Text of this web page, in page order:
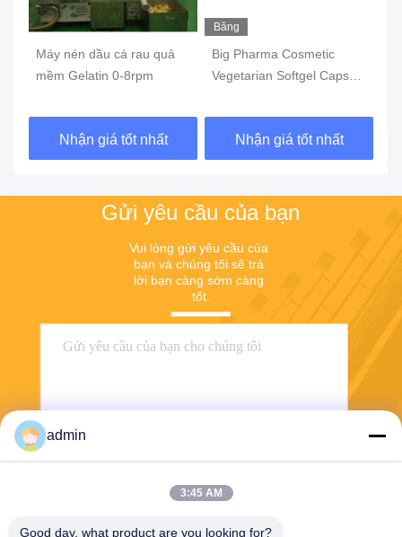
Máy nén dầu cá rau quả
mềm Gelatin 0-8rpm
Nhận giá tốt nhất
Băng
Big Pharma Cosmetic
Vegetarian Softgel Capsule
Nhận giá tốt nhất
Gửi yêu cầu của bạn
Vui lòng gửi yêu cầu của
bạn và chúng tôi sẽ trả
lời bạn càng sớm càng
tốt.
admin
3:45 AM
Good day, what product are you looking for?